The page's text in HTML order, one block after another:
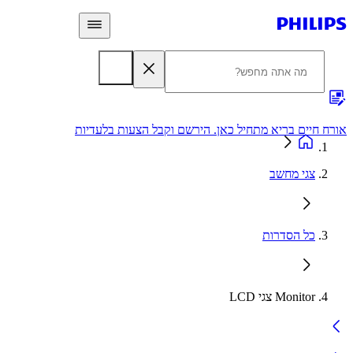
חיים בריא מתחיל כאן. הירשם וקבל הצעות בלעדיות
צגי מחשב
כל הסדרות
Monitor צגי LCD